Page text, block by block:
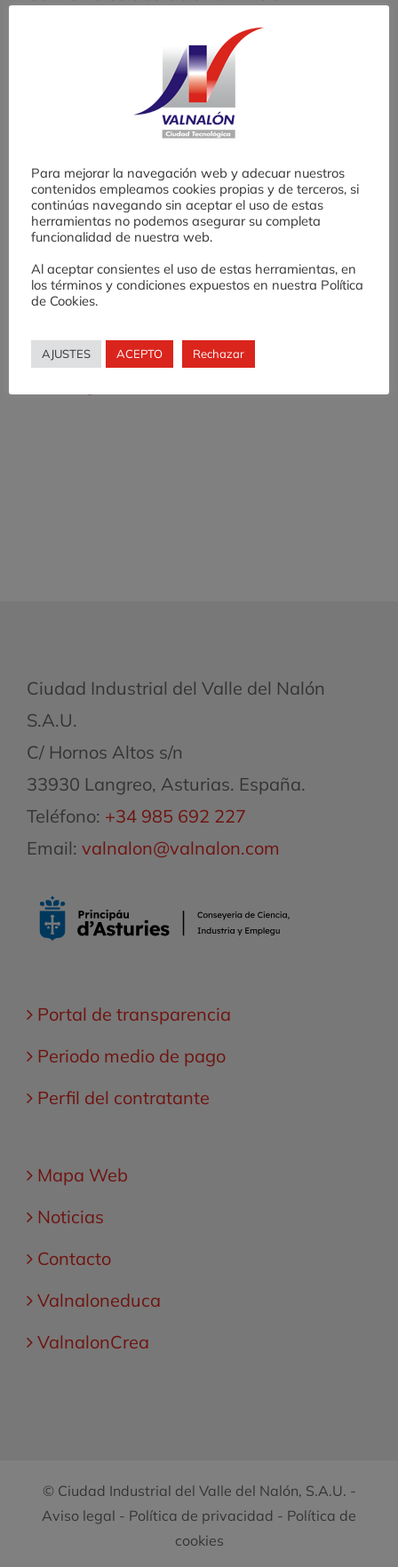
Descargar PDF
Convenio colaboración CAJA RURAL.
Descargar PDF
Descargar PDF
Convenio colaboración ASOCIACIÓN
CULTURAL MERCADO ECOLÓGICO Y
ARTESANO.
Convenio colaboración UNIOVI.
Ciudad Industrial del Valle del Nalón
S.A.U.
C/ Hornos Altos s/n
33930 Langreo, Asturias. España.
Teléfono: +34 985 692 227
Email: valnalon@valnalon.com
Portal de transparencia
Periodo medio de pago
Perfil del contratante
Mapa Web
Noticias
Contacto
Valnaloneduca
ValnalonCrea
© Ciudad Industrial del Valle del Nalón, S.A.U. -
Aviso legal - Política de privacidad - Política de
cookies
Para mejorar la navegación web y adecuar nuestros
contenidos empleamos cookies propias y de terceros, si
continúas navegando sin aceptar el uso de estas
herramientas no podemos asegurar su completa
funcionalidad de nuestra web.
Al aceptar consientes el uso de estas herramientas, en
los términos y condiciones expuestos en nuestra Política
de Cookies.
AJUSTES ACEPTO Rechazar